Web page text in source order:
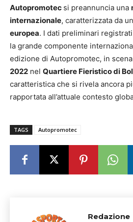
Autopromotec si preannuncia una
internazionale, caratterizzata da
europea. I dati preliminari
la grande componente
edizione di Autopromotec, in
2022 nel Quartiere Fieristico di
caratteristica che si rivela ancora
rapportata all’attuale contesto
TAGS Autopromotec
Redazione